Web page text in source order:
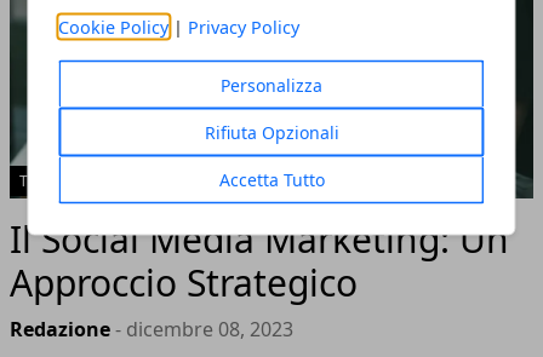
Cookie Policy | Privacy Policy
Personalizza
Rifiuta Opzionali
Accetta Tutto
TECH
Il Social Media Marketing: Un
Approccio Strategico
Redazione- dicembre 08, 2023